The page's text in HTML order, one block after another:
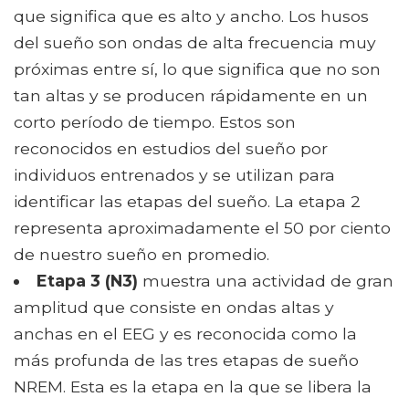
que significa que es alto y ancho. Los husos
del sueño son ondas de alta frecuencia muy
próximas entre sí, lo que significa que no son
tan altas y se producen rápidamente en un
corto período de tiempo. Estos son
reconocidos en estudios del sueño por
individuos entrenados y se utilizan para
identificar las etapas del sueño. La etapa 2
representa aproximadamente el 50 por ciento
de nuestro sueño en promedio.
Etapa 3 (N3) muestra una actividad de gran
amplitud que consiste en ondas altas y
anchas en el EEG y es reconocida como la
más profunda de las tres etapas de sueño
NREM. Esta es la etapa en la que se libera la